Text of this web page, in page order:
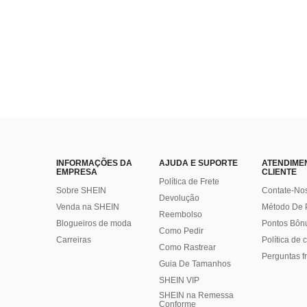
INFORMAÇÕES DA
EMPRESA
Sobre SHEIN
Venda na SHEIN
Blogueiros de moda
Carreiras
AJUDA E SUPORTE
Política de Frete
Devolução
Reembolso
Como Pedir
Como Rastrear
Guia De Tamanhos
SHEIN VIP
SHEIN na Remessa
Conforme
CLIENTE
Contate-
Método De
Pontos
Política de
Perguntas